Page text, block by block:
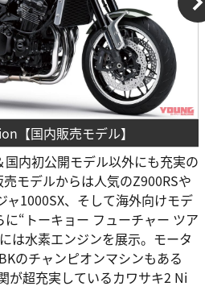
【国内販売モデル】
内初公開モデル以外にも充実の
モデルからは人気のZ900RSや
ャ1000SX、そして海外向けモデ
“トーキョー フューチャー ツア
は水素エンジンを展示。モータ
のチャンピオンマシンもある
が超充実しているカワサキ2 Ni